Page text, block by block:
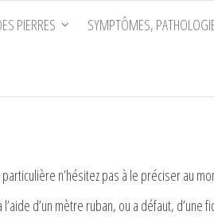
PIERRES SYMPTÔMES,
n’hésitez pas à le préciser au
d’un mètre ruban, ou a défaut, d’une